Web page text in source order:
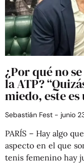
¿Por qué no
la ATP?
miedo, este
Sebastián Fest junio
PARÍS – Hay algo
aspecto en el que
tenis femenino hay